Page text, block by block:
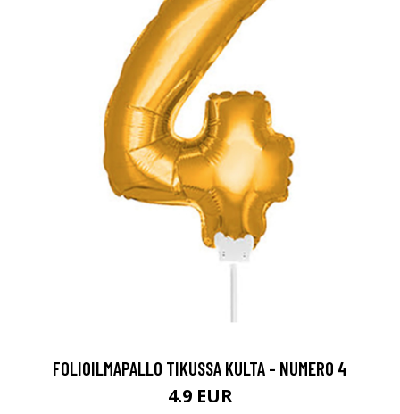
FOLIOILMAPALLO TIKUSSA KULTA - NUMERO 4
4.9 EUR